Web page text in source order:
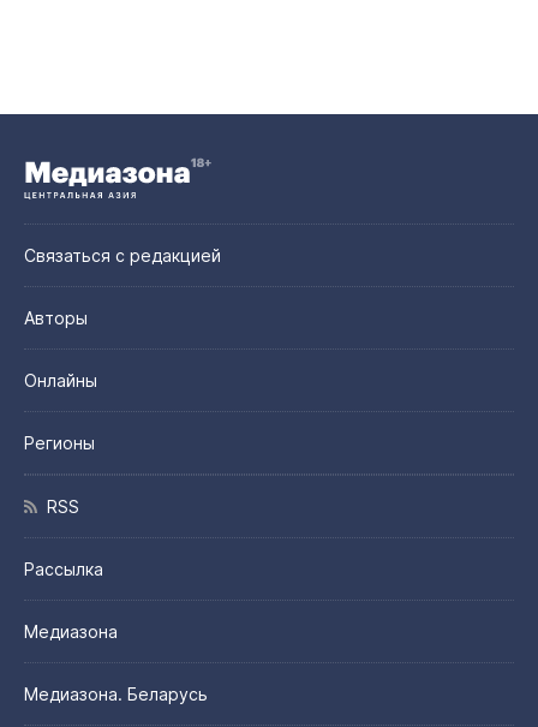
Связаться с редакцией
Авторы
Онлайны
Регионы
RSS
Рассылка
Медиазона
Медиазона. Беларусь